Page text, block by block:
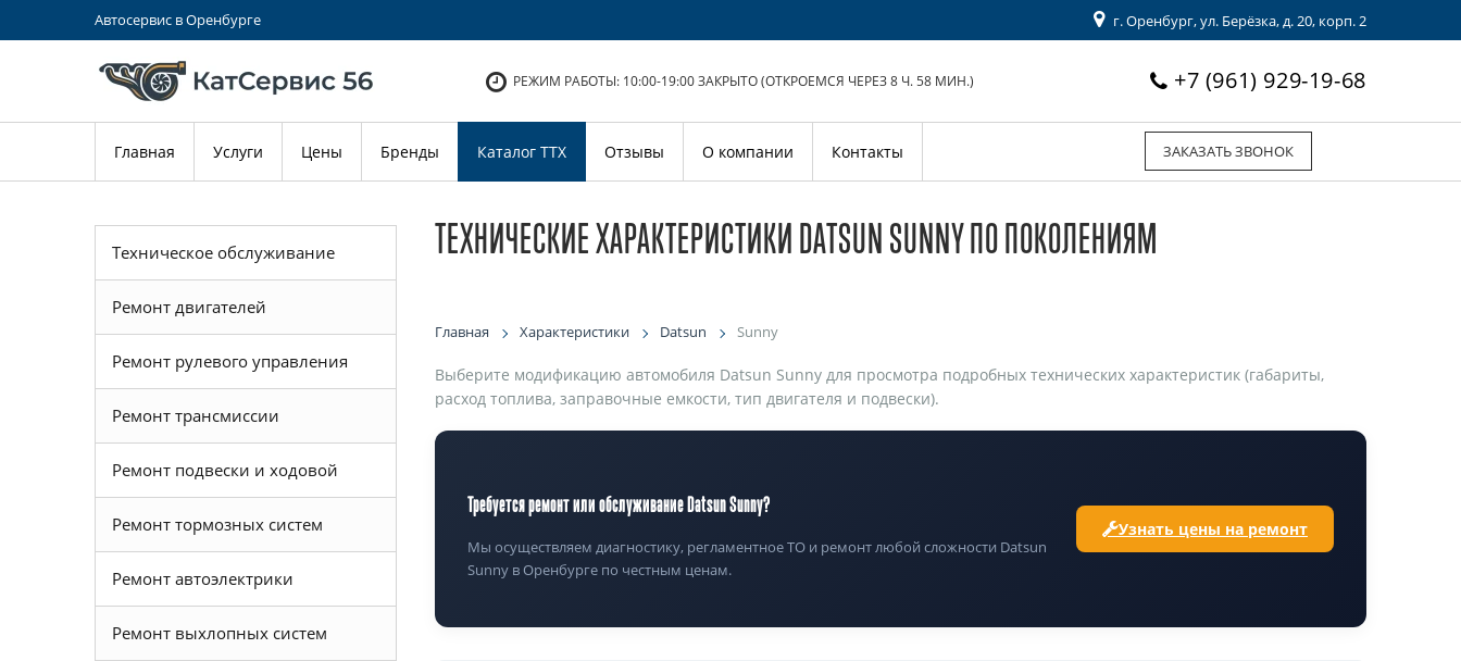
Автосервис в Оренбурге г. Оренбург, ул. Берёзка, д. 20, корп. 2
+7 (961) 929-19-68
РЕЖИМ РАБОТЫ: 10:00-19:00ЗАКРЫТО (ОТКРОЕМСЯ ЧЕРЕЗ 8 Ч. 58 МИН.)
ЗАКАЗАТЬ ЗВОНОК
Главная Услуги Цены Бренды Каталог ТТХ Отзывы О компании Контакты
ТЕХНИЧЕСКИЕ ХАРАКТЕРИСТИКИ DATSUN SUNNY ПО ПОКОЛЕНИЯМ
Главная Характеристики Datsun Sunny
Выберите модификацию автомобиля Datsun Sunny для просмотра подробных технических характеристик (габариты,
расход топлива, заправочные емкости, тип двигателя и подвески).
Требуется ремонт или обслуживание Datsun Sunny?
Мы осуществляем диагностику, регламентное ТО и ремонт любой сложности Datsun
Sunny в Оренбурге по честным ценам.
Узнать цены на ремонт
Техническое обслуживание
Ремонт двигателей
Ремонт рулевого управления
Ремонт трансмиссии
Ремонт подвески и ходовой
Ремонт тормозных систем
Ремонт автоэлектрики
Ремонт выхлопных систем